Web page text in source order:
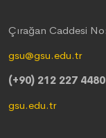
Çırağan Caddesi
gsu@gsu.edu.tr
(+90) 212 227 4480
gsu.edu.tr